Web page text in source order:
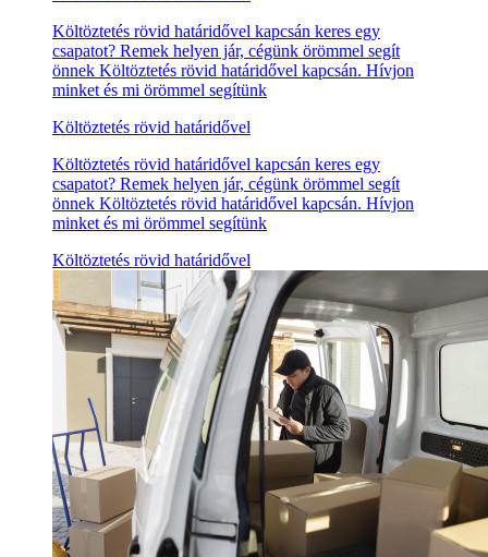
Költöztetés rövid határidővel kapcsán keres egy
csapatot? Remek helyen jár, cégünk örömmel segít
önnek Költöztetés rövid határidővel kapcsán. Hívjon
minket és mi örömmel segítünk
Költöztetés rövid határidővel
Költöztetés rövid határidővel kapcsán keres egy
csapatot? Remek helyen jár, cégünk örömmel segít
önnek Költöztetés rövid határidővel kapcsán. Hívjon
minket és mi örömmel segítünk
Költöztetés rövid határidővel